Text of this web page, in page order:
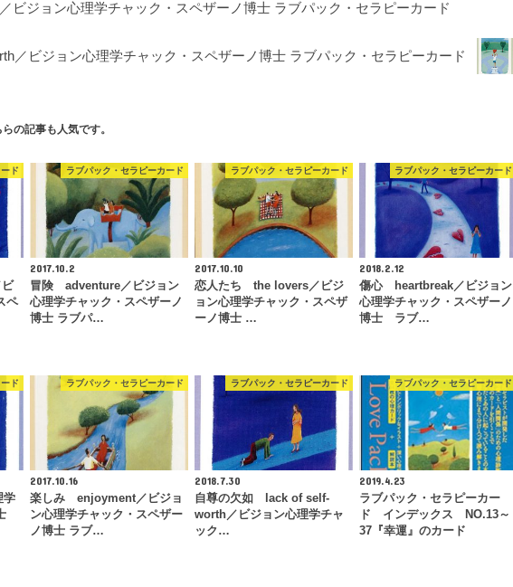
ビジョン心理学チャック・スペザーノ博士 ラブパック・セラピーカード
／ビジョン心理学チャック・スペザーノ博士 ラブパック・セラピーカード
らの記事も人気です。
ド
ペ
ラブパック・セラピーカード
2017.10.2
冒険 adventure／ビジョン
心理学チャック・スペザーノ
博士 ラブパ…
ラブパック・セラピーカード
2017.10.10
恋人たち the lovers／ビジ
ョン心理学チャック・スペザ
ーノ博士 …
ラブパック・セラピーカード
2018.2.12
傷心 heartbreak／ビジョン
心理学チャック・スペザーノ
博士 ラブ…
ド
学
ラブパック・セラピーカード
2017.10.16
楽しみ enjoyment／ビジョ
ン心理学チャック・スペザー
ノ博士 ラブ…
ラブパック・セラピーカード
2018.7.30
自尊の欠如 lack of self-
worth／ビジョン心理学チャ
ック…
ラブパック・セラピーカード
2019.4.23
ラブパック・セラピーカー
ド インデックス NO.13～
37『幸運』のカード